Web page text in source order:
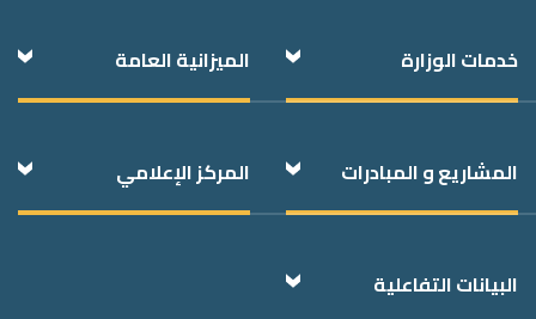
خدمات الوزارة الميزانية العامة
المشاريع و المبادرات المركز الإعلامي
البيانات التفاعلية